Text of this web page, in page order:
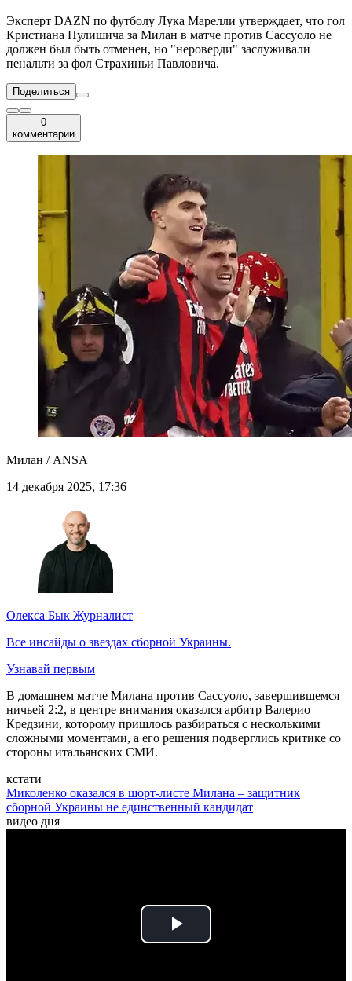
Эксперт DAZN по футболу Лука Марелли утверждает, что гол
Кристиана Пулишича за Милан в матче против Сассуоло не
должен был быть отменен, но "нероверди" заслуживали
пенальти за фол Страхиньи Павловича.
Поделиться
0
комментарии
Милан / ANSA
14 декабря 2025, 17:36
Олекса Бык Журналист
Все инсайды о звездах сборной Украины.
Узнавай первым
В домашнем матче Милана против Сассуоло, завершившемся
ничьей 2:2, в центре внимания оказался арбитр Валерио
Кредзини, которому пришлось разбираться с несколькими
сложными моментами, а его решения подверглись критике со
стороны итальянских СМИ.
кстати
Миколенко оказался в шорт-листе Милана – защитник
сборной Украины не единственный кандидат
видео дня
Play